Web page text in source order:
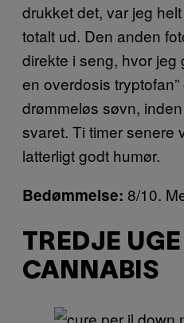
drukket det, var jeg
totalt ud. Den anden
direkte i seng, hvor jeg
en overdosis
drømmeløs søvn,
svaret. Ti timer senere
latterligt godt humør.
Bedømmelse: 8/10.
TREDJE
CANNABIS